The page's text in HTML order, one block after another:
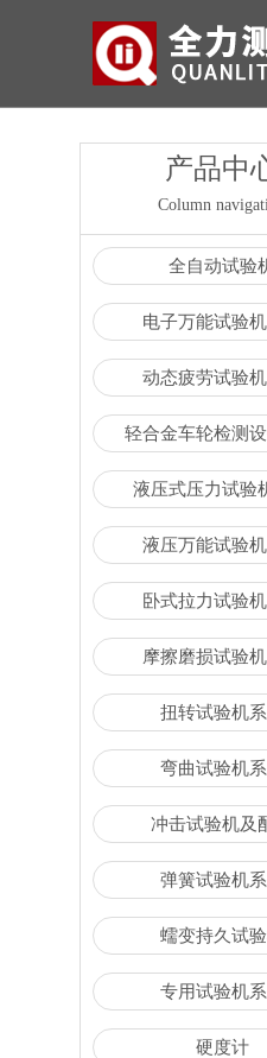
产品中
Column
全自动试验
电子万能试验
动态疲劳试验机
轻合金车轮检测
液压式压力试验
液压万能试验机
卧式拉力试验
摩擦磨损试验
扭转试验机系
弯曲试验机系
冲击试验机及
弹簧试验机系
蠕变持久试
专用试验机系
硬度计